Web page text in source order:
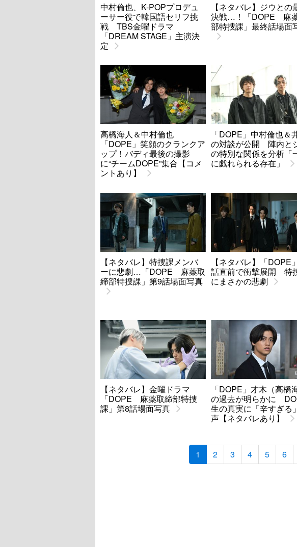
中村倫也、K-POPプロデュ
ーサー役で韓国語セリフ挑
戦 TBS金曜ドラマ
「DREAM STAGE」主演決
定
【ネタバレ】ジウとの
決戦…！「DOPE 麻
部特捜課」最終話場面
高橋海人＆中村倫也
「DOPE」笑顔のクランクア
ップ！バディ最後の撮影
に“チームDOPE”集合【コメ
ントあり】
「DOPE」中村倫也＆
の対談が公開 陣内と
の特別な関係を分析「
に戯れられる存在」
【ネタバレ】特捜課メンバ
ーに悲劇…「DOPE 麻薬取
締部特捜課」第9話場面写真
【ネタバレ】「DOPE
話直前で衝撃展開 特
にまさかの悲劇
【ネタバレ】金曜ドラマ
「DOPE 麻薬取締部特捜
課」第8話場面写真
「DOPE」才木（高橋
の過去が明らかに
生の真実に「辛すぎる
声【ネタバレあり】
1 2 3 4 5 6